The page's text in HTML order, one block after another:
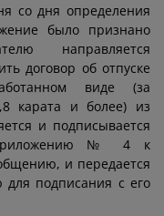
со дня определения
было признано
направляется
договор об отпуске
виде (за
карата и более) из
и подписывается
приложению № 4 к
и передается
для подписания с его